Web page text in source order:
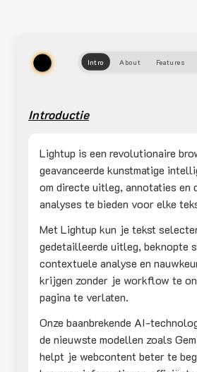
Intro About Features
Introductie
Lightup is een revolutionaire
geavanceerde kunstmatige
om directe uitleg, annotaties en
analyses te bieden voor elke
Met Lightup kun je tekst
gedetailleerde uitleg, beknopte
contextuele analyse en
krijgen zonder je workflow te
pagina te verlaten.
Onze baanbrekende AI-
de nieuwste modellen zoals
helpt je webcontent beter te